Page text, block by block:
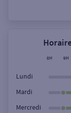
8H 9H
Lundi
Mardi
Mercredi